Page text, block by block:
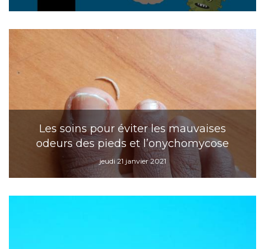
Les soins pour éviter les mauvaises
odeurs des pieds et l’onychomycose
jeudi 21 janvier 2021